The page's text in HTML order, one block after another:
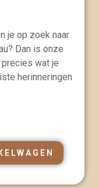
je op zoek naar
Dan is onze
wat je
herinneringen